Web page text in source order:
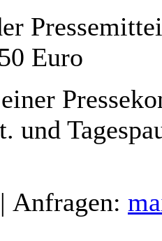
Euro
und
Anfragen: